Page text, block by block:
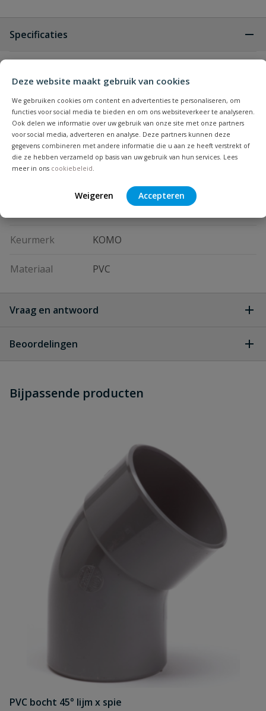
Deze website maakt gebruik van cookies
We gebruiken cookies om content en advertenties te personaliseren, om
functies voor social media te bieden en om ons websiteverkeer te analyseren.
Ook delen we informatie over uw gebruik van onze site met onze partners
voor social media, adverteren en analyse. Deze partners kunnen deze
gegevens combineren met andere informatie die u aan ze heeft verstrekt of
die ze hebben verzameld op basis van uw gebruik van hun services. Lees
meer in ons cookiebeleid
Weigeren Accepteren
Specificaties
Te combineren
met
PVC lijmmof
Bijzonderheden
past niet in een buis van dezelfde
maat, past alleen in koppelstukken
van dezelfde maat. Denk hierbij aan
Keurmerk KOMO
Materiaal PVC
Vraag en antwoord
dit product?
Beoordelingen
Schrijf zelf een beoordeling
Beoordeling versturen
Bijpassende producten
PVC bocht 45° lijm x spie